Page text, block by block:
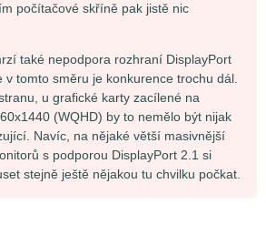
počítačové skříně pak jistě nic
také nepodpora rozhraní DisplayPort
v tomto směru je konkurence trochu dál.
u grafické karty zacílené na
(WQHD) by to nemělo být nijak
Navíc, na nějaké větší masivnější
s podporou DisplayPort 2.1 si
stejně ještě nějakou tu chvilku počkat.